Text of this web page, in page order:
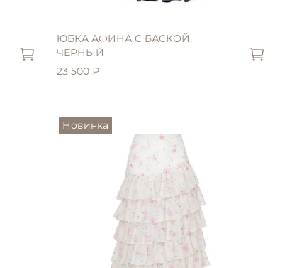
ЮБКА АФИНА С БАСКОЙ,
ЧЕРНЫЙ
23 500 ₽
Новинка